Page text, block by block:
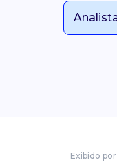
Exibido por